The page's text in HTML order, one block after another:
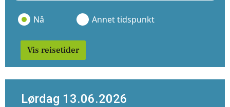
Nå Annet tidspunkt
Vis reisetider
Lørdag 13.06.2026